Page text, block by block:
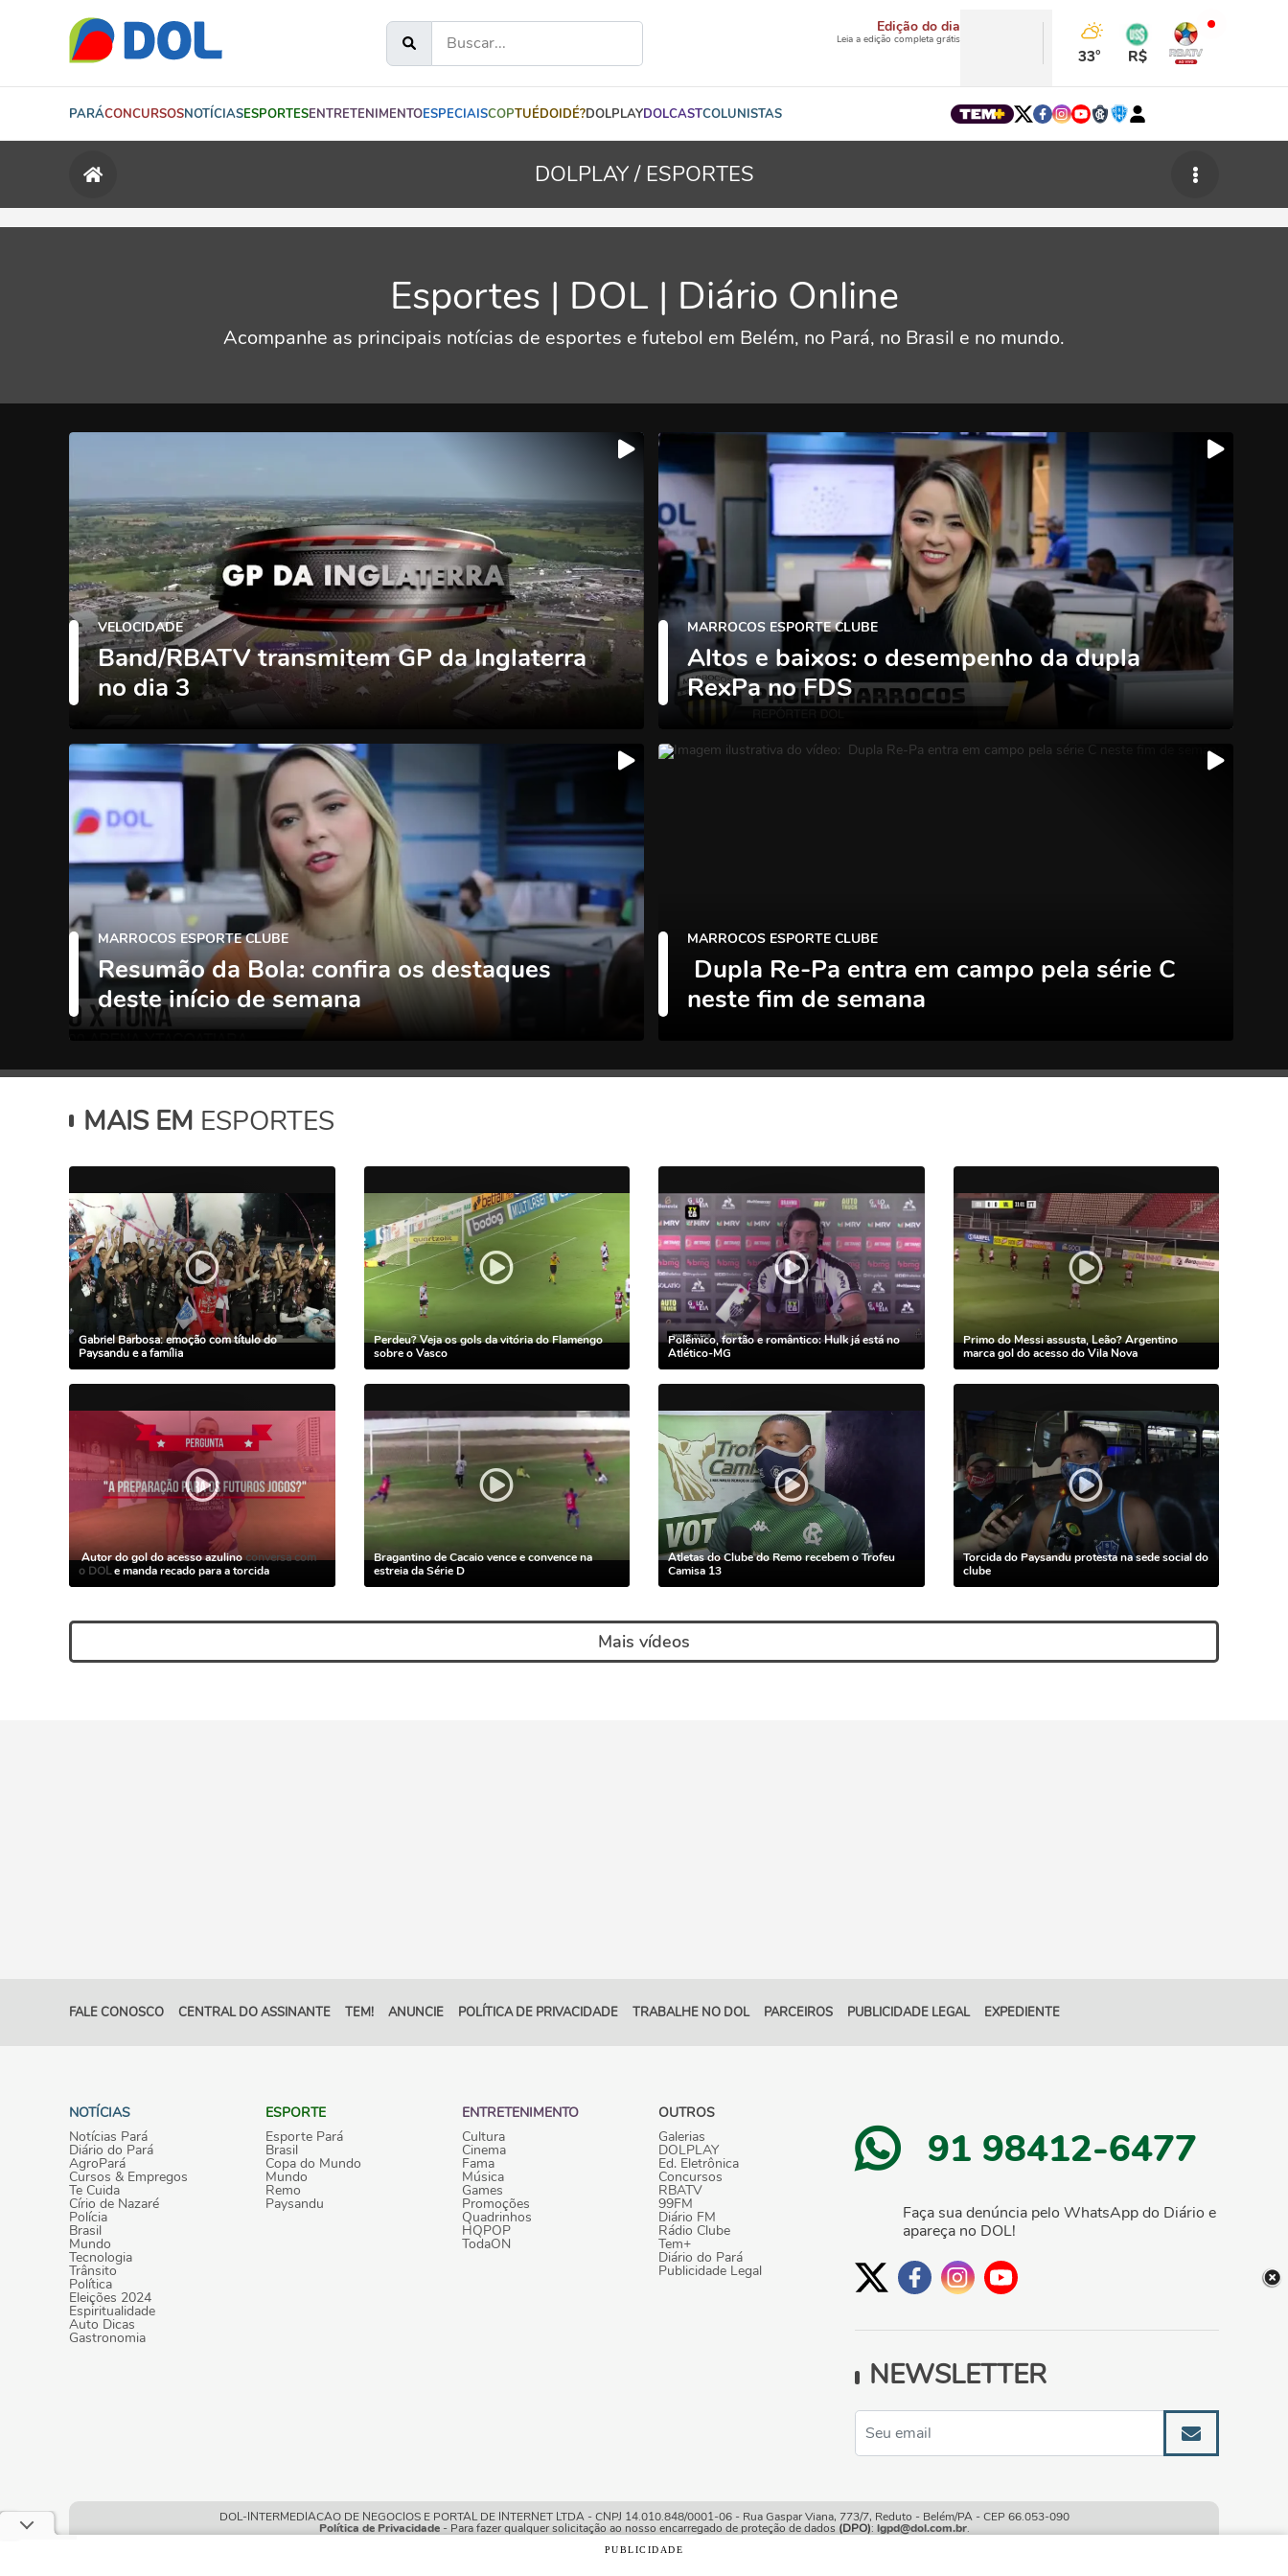
Edição do dia
Leia a edição completa grátis
33° R$
PARÁCONCURSOSNOTÍCIASESPORTESENTRETENIMENTOESPECIAISCOPTUÉDOIDÉ?DOLPLAYDOLCASTCOLUNISTAS
DOLPLAY / ESPORTES
Esportes | DOL | Diário Online
Acompanhe as principais notícias de esportes e futebol em Belém, no Pará, no Brasil e no mundo.
VELOCIDADE
Band/RBATV transmitem GP da Inglaterra
no dia 3
MARROCOS ESPORTE CLUBE
Altos e baixos: o desempenho da dupla
RexPa no FDS
MARROCOS ESPORTE CLUBE
Resumão da Bola: confira os destaques
deste início de semana
MARROCOS ESPORTE CLUBE
Dupla Re-Pa entra em campo pela série C
neste fim de semana
MAIS EM ESPORTES
Gabriel Barbosa: emoção com título do
Paysandu e a família
Perdeu? Veja os gols da vitória do Flamengo
sobre o Vasco
Polêmico, fortão e romântico: Hulk já está no
Atlético-MG
Primo do Messi assusta, Leão? Argentino
marca gol do acesso do Vila Nova
Autor do gol do acesso azulinoconversa com
o DOLe manda recado para a torcida
Bragantino de Cacaio vence e convence na
estreia da Série D
Atletas do Clube do Remo recebem o Trofeu
Camisa 13
Torcida do Paysandu protesta na sede social do
clube
Mais vídeos
FALE CONOSCO CENTRAL DO ASSINANTE TEM! ANUNCIE POLÍTICA DE PRIVACIDADE TRABALHE NO DOL PARCEIROS PUBLICIDADE LEGAL EXPEDIENTE
NOTÍCIAS
Notícias Pará
Diário do Pará
AgroPará
Cursos & Empregos
Te Cuida
Círio de Nazaré
Polícia
Brasil
Mundo
Tecnologia
Trânsito
Política
Eleições 2024
Espiritualidade
Auto Dicas
Gastronomia
ESPORTE
Esporte Pará
Brasil
Copa do Mundo
Mundo
Remo
Paysandu
ENTRETENIMENTO
Cultura
Cinema
Fama
Música
Games
Promoções
Quadrinhos
HQPOP
TodaON
OUTROS
Galerias
DOLPLAY
Ed. Eletrônica
Concursos
RBATV
99FM
Diário FM
Rádio Clube
Tem+
Diário do Pará
Publicidade Legal
91 98412-6477
Faça sua denúncia pelo WhatsApp do Diário e
apareça no DOL!
NEWSLETTER
DOL-INTERMEDIACAO DE NEGOCIOS E PORTAL DE INTERNET LTDA - CNPJ 14.010.848/0001-06 - Rua Gaspar Viana, 773/7, Reduto - Belém/PA - CEP 66.053-090
Política de Privacidade- Para fazer qualquer solicitação ao nosso encarregado de proteção de dados (DPO): lgpd@dol.com.br.
PUBLICIDADE